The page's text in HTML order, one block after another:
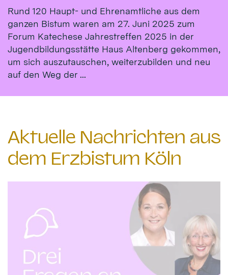
Rund 120 Haupt- und Ehrenamtliche aus dem
ganzen Bistum waren am 27. Juni 2025 zum
Forum Katechese Jahrestreffen 2025 in der
Jugendbildungsstätte Haus Altenberg gekommen,
um sich auszutauschen, weiterzubilden und neu
auf den Weg der ...
Aktuelle Nachrichten aus
dem Erzbistum Köln